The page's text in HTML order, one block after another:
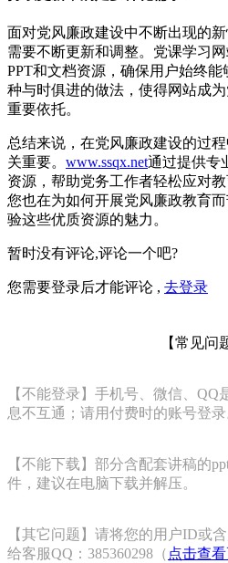
面对党风廉政建设中不断出现的
需要不断更新和调整。党课学习
PPT和文档资源，确保用户始终
种与时俱进的做法，使得网站成
重要依托。
总结来说，在党风廉政建设的过
关重要。 www.ssqx.net通过提供专
资源，帮助党务工作者轻松应对
您也在为如何开展党风廉政教育
验这些优质资源的魅力。
暂时没有评论,评论一个吧?
您需要登录后才能评论 , 去登录
【常见问
【不能登录】手机号、微信、
息不互通；请用付费时的账号登录
【不能下载】部分含配套讲稿的
件，建议在电脑下载并解压。
【其它问题】请将您的用户ID或
给客服QQ：385360298（ 点击查